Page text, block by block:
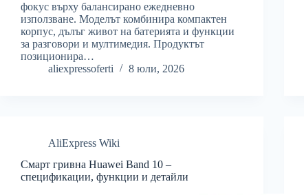
фокус върху балансирано ежедневно
използване. Моделът комбинира компактен
корпус, дълъг живот на батерията и функции
за разговори и мултимедия. Продуктът
позиционира…
aliexpressoferti
8 юли, 2026
AliExpress Wiki
Смарт гривна Huawei Band 10 –
спецификации, функции и детайли